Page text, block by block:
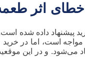
اثر
دو گزینه مواجه است،